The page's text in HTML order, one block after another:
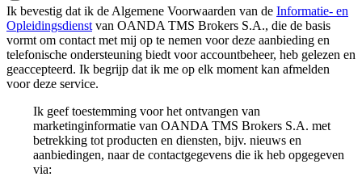
Ik bevestig dat ik de Algemene Voorwaarden van de Informatie- en
Opleidingsdienst van OANDA TMS Brokers S.A., die de basis
vormt om contact met mij op te nemen voor deze aanbieding en
telefonische ondersteuning biedt voor accountbeheer, heb gelezen en
geaccepteerd. Ik begrijp dat ik me op elk moment kan afmelden
voor deze service.
Ik geef toestemming voor het ontvangen van
marketinginformatie van OANDA TMS Brokers S.A. met
betrekking tot producten en diensten, bijv. nieuws en
aanbiedingen, naar de contactgegevens die ik heb opgegeven
via: